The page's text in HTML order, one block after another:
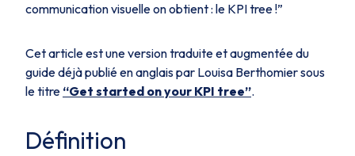
communication visuelle on obtient : le KPI tree !”
Cet article est une version traduite et augmentée du
guide déjà publié en anglais par Louisa Berthomier sous
le titre “Get started on your KPI tree”.
Définition